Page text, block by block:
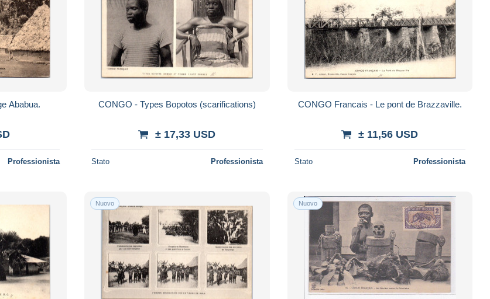
Ababua.
Professionista
CONGO - Types Bopotos (scarifications)
± 17,33 USD
Stato Professionista
CONGO Francais - Le pont de Brazzaville.
± 11,56 USD
Stato Professionista
Nuovo Nuovo